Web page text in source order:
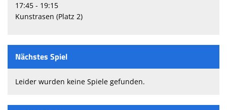
17:45 - 19:15
Kunstrasen (Platz 2)
Nächstes Spiel
Leider wurden keine Spiele gefunden.